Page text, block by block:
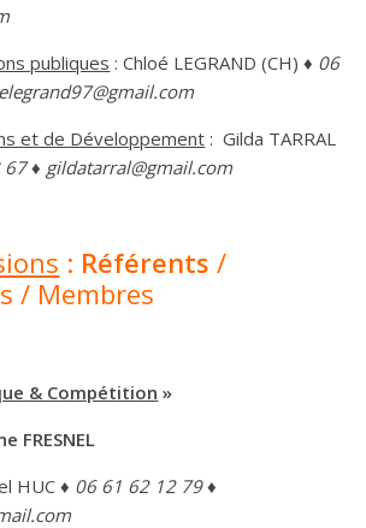
publiques : Chloé LEGRAND (CH)♦ 06
et de Développement : Gilda TARRAL
♦ gildatarral@gmail.com
: Référents /
/ Membres
& Compétition »
FRESNEL
HUC♦ 06 61 62 12 79 ♦